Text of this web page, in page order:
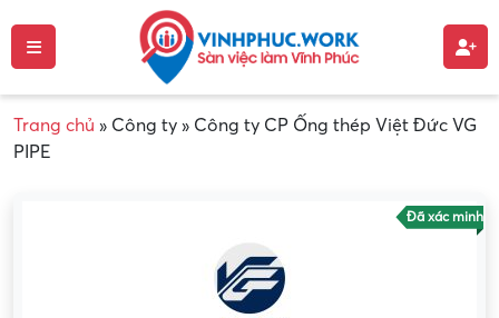
Trang chủ » Công ty » Công ty CP Ống thép Việt Đức VG
PIPE
Đã xác minh